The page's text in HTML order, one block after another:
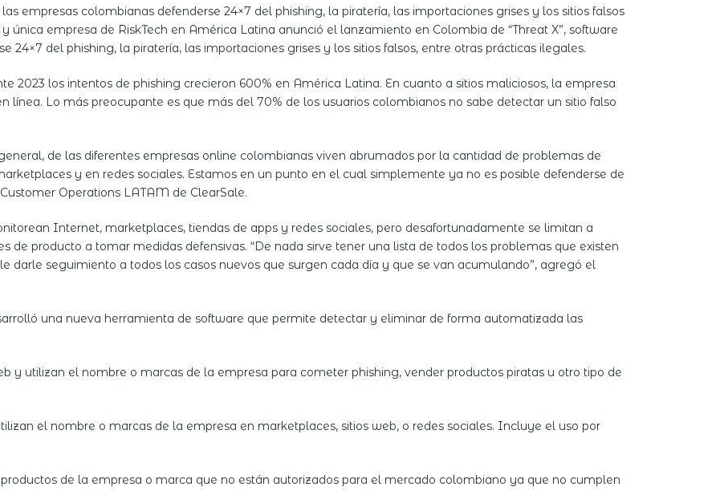
empresas colombianas defenderse 24×7 del phishing, la piratería, las importaciones grises y los sitios falsos
única empresa de RiskTech en América Latina anunció el lanzamiento en Colombia de “Threat X”, software
24×7 del phishing, la piratería, las importaciones grises y los sitios falsos, entre otras prácticas ilegales.
2023 los intentos de phishing crecieron 600% en América Latina. En cuanto a sitios maliciosos, la empresa
línea. Lo más preocupante es que más del 70% de los usuarios colombianos no sabe detectar un sitio falso
de las diferentes empresas online colombianas viven abrumados por la cantidad de problemas de
y en redes sociales. Estamos en un punto en el cual simplemente ya no es posible defenderse de
Operations LATAM de ClearSale.
Internet, marketplaces, tiendas de apps y redes sociales, pero desafortunadamente se limitan a
de producto a tomar medidas defensivas. “De nada sirve tener una lista de todos los problemas que existen
darle seguimiento a todos los casos nuevos que surgen cada día y que se van acumulando”, agregó el
una nueva herramienta de software que permite detectar y eliminar de forma automatizada las
y utilizan el nombre o marcas de la empresa para cometer phishing, vender productos piratas u otro tipo de
el nombre o marcas de la empresa en marketplaces, sitios web, o redes sociales. Incluye el uso por
de la empresa o marca que no están autorizados para el mercado colombiano ya que no cumplen